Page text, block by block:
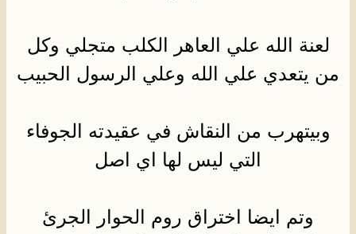
لعنة الله علي العاهر الكلب متجلي وكل
من يتعدي علي الله وعلي الرسول الحبيب
وبيتهرب من النقاش في عقيدته الجوفاء
التي ليس لها اي اصل
وتم ايضا اختراق روم الحوار الجرئ